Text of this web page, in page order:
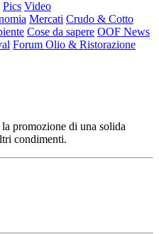
Pics Video
Mercati Crudo & Cotto
Cose da sapere OOF News
Forum Olio & Ristorazione
promozione di una solida
condimenti.